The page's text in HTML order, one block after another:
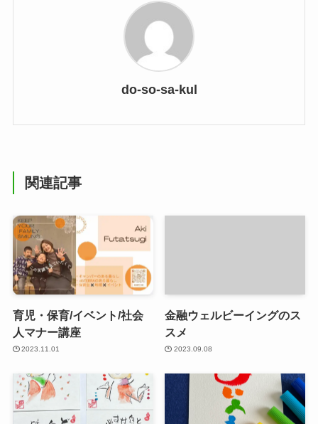
do-so-sa-kul
関連記事
育児・保育/イベント/社会
人マナー講座
2023.11.01
金融ウェルビーイングのス
スメ
2023.09.08